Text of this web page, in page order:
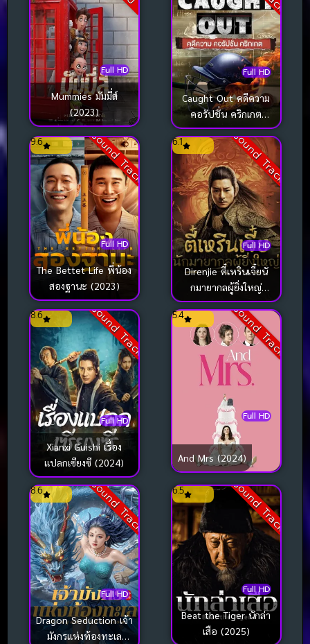
Full HD
Mummies มัมมี่ส์
(2023)
Full HD
Caught Out คดีความ
คอรัปชั่น คริกเกต
(2023)
Sound Track
Full HD
9.6
The Bettet Life พี่น้อง
สองฐานะ (2023)
Sound Track
Full HD
6.1
Direnjie ตี๋เหรินเจี๋ยนั
กมายากลผู้ยิ่งใหญ่
(2024)
Sound Track
Full HD
8.6
Xianxi Guishi เรื่อง
แปลกเซียงซี (2024)
Sound Track
Full HD
5.4
And Mrs (2024)
Sound Track
Full HD
8.6
Dragon Seduction เจ้า
มังกรแห่งท้องทะเล
Sound Track
Full HD
6.5
Beat the Tiger นักล่า
เสือ (2025)